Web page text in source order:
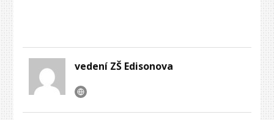
vedení ZŠ Edisonova